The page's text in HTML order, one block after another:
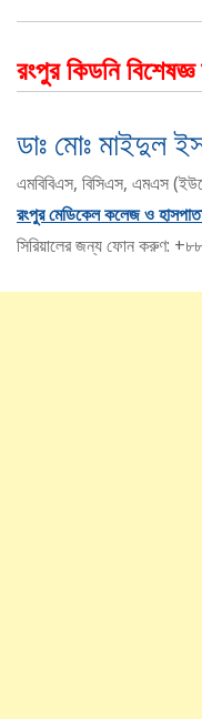
রংপুর কিডনি
ডাঃ মােঃ মাইদুল
এমবিবিএস, বিসিএস, এমএস
রংপুর মেডিকেল কলেজ ও
সিরিয়ালের জন্য ফোন করুণ: